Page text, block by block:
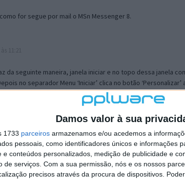
Damos valor à sua
1733 parceiros armazenamos e/ou acedemos a
pessoais, como identificadores únicos e informações
e conteúdos personalizados, medição de publicidade e
de serviços. Com a sua permissão, nós e os nossos
precisos através da procura de dispositivos.
for segue por mail o MSn Messenger 8.
da seguinte maneira, janela iniciar e no topo dessa janela
no separador Menu ‘Iniciar’ clica no botão ‘Personalizar’
para escolheres o Browser com que queres navegar e
vais ao teu Firefox e nas ferramentas ou tools escolhes
aberta e logo perto do fim encontras um local para colocares
este é o browser predefinido.
às 12:57